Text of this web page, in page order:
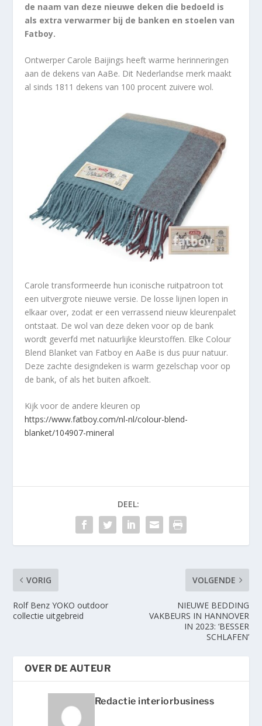
de naam van deze nieuwe deken die bedoeld is
als extra verwarmer bij de banken en stoelen van
Fatboy.
Ontwerper Carole Baijings heeft warme herinneringen
aan de dekens van AaBe. Dit Nederlandse merk maakt
al sinds 1811 dekens van 100 procent zuivere wol.
Carole transformeerde hun iconische ruitpatroon tot
een uitvergrote nieuwe versie. De losse lijnen lopen in
elkaar over, zodat er een verrassend nieuw kleurenpalet
ontstaat. De wol van deze deken voor op de bank
wordt geverfd met natuurlijke kleurstoffen. Elke Colour
Blend Blanket van Fatboy en AaBe is dus puur natuur.
Deze zachte designdeken is warm gezelschap voor op
de bank, of als het buiten afkoelt.
Kijk voor de andere kleuren op
https://www.fatboy.com/nl-nl/colour-blend-
blanket/104907-mineral
DEEL:
VORIG
Rolf Benz YOKO outdoor
collectie uitgebreid
VOLGENDE
NIEUWE BEDDING
VAKBEURS IN HANNOVER
IN 2023: ‘BESSER
SCHLAFEN’
OVER DE AUTEUR
Redactie interiorbusiness